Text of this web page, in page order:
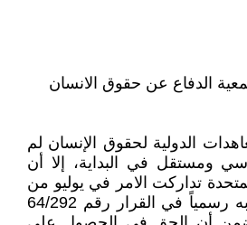
الدفاع عن حقوق الانسان
الدولية لحقوق الإنسان لم
ومستقل في البداية، إلا أن
تداركت الامر في يوليو من
سنة 2010، واعترفت به رسمياً في القرار رقم 64/292